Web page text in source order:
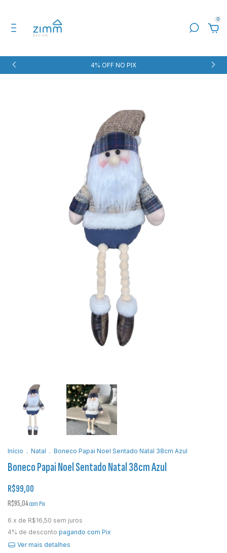
0
4% OFF NO PIX
Início . Natal . Boneco Papai Noel Sentado Natal 38cm Azul
Boneco Papai Noel Sentado Natal 38cm Azul
R$99,00
R$95,04com Pix
6 x de R$16,50 sem juros
4% de desconto pagando com Pix
Ver mais detalhes